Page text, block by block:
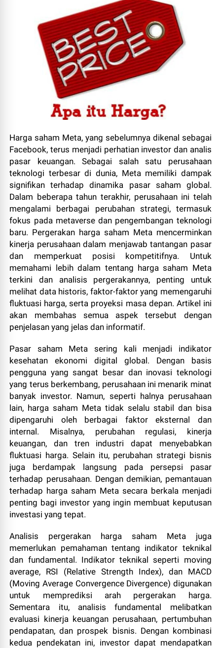
Harga saham Meta, yang sebelumnya dikenal sebagai
Facebook, terus menjadi perhatian investor dan analis
pasar keuangan. Sebagai salah satu perusahaan
teknologi terbesar di dunia, Meta memiliki dampak
signifikan terhadap dinamika pasar saham global.
Dalam beberapa tahun terakhir, perusahaan ini telah
mengalami berbagai perubahan strategi, termasuk
fokus pada metaverse dan pengembangan teknologi
baru. Pergerakan harga saham Meta mencerminkan
kinerja perusahaan dalam menjawab tantangan pasar
dan memperkuat posisi kompetitifnya. Untuk
memahami lebih dalam tentang harga saham Meta
terkini dan analisis pergerakannya, penting untuk
melihat data historis, faktor-faktor yang memengaruhi
fluktuasi harga, serta proyeksi masa depan. Artikel ini
akan membahas semua aspek tersebut dengan
penjelasan yang jelas dan informatif.
Pasar saham Meta sering kali menjadi indikator
kesehatan ekonomi digital global. Dengan basis
pengguna yang sangat besar dan inovasi teknologi
yang terus berkembang, perusahaan ini menarik minat
banyak investor. Namun, seperti halnya perusahaan
lain, harga saham Meta tidak selalu stabil dan bisa
dipengaruhi oleh berbagai faktor eksternal dan
internal. Misalnya, perubahan regulasi, kinerja
keuangan, dan tren industri dapat menyebabkan
fluktuasi harga. Selain itu, perubahan strategi bisnis
juga berdampak langsung pada persepsi pasar
terhadap perusahaan. Dengan demikian, pemantauan
terhadap harga saham Meta secara berkala menjadi
penting bagi investor yang ingin membuat keputusan
investasi yang tepat.
Analisis pergerakan harga saham Meta juga
memerlukan pemahaman tentang indikator teknikal
dan fundamental. Indikator teknikal seperti moving
average, RSI (Relative Strength Index), dan MACD
(Moving Average Convergence Divergence) digunakan
untuk memprediksi arah pergerakan harga.
Sementara itu, analisis fundamental melibatkan
evaluasi kinerja keuangan perusahaan, pertumbuhan
pendapatan, dan prospek bisnis. Dengan kombinasi
kedua pendekatan ini, investor dapat mendapatkan